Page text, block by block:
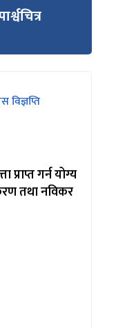
विज्ञप्ति
प्राप्त गर्न योग्य
तथा नविकर